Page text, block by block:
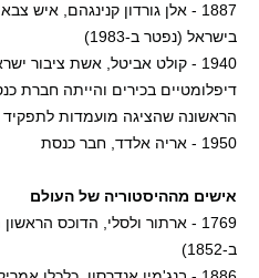
1887 - אלן גורדון קנינגהם, איש
בישראל (נפטר ב-1983)
1940 - קולט אביטל, אשת ציבור
הראשונה שהציגה מועמדות לתפקיד
1950 - אריה אלדד, חבר כנסת
אישים מההיסטוריה של העולם
1769 - ארתור ולסלי, הדוכס
ב-1852)